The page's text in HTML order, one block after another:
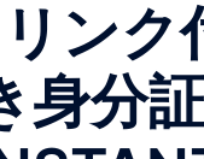
リン
身分